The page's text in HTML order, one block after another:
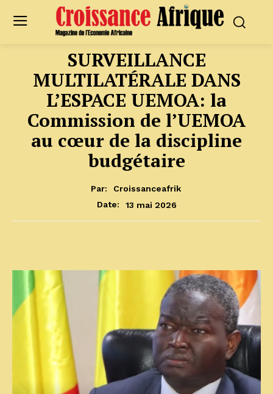
SURVEILLANCE
MULTILATÉRALE DANS
L’ESPACE UEMOA: la
Commission de l’UEMOA
au cœur de la discipline
budgétaire
Par:
Croissanceafrik
Date:
13 mai 2026